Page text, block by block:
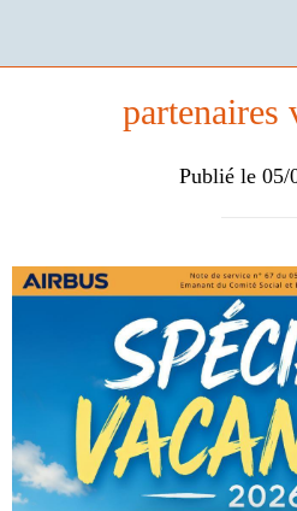
partenaires
Publié le 05/